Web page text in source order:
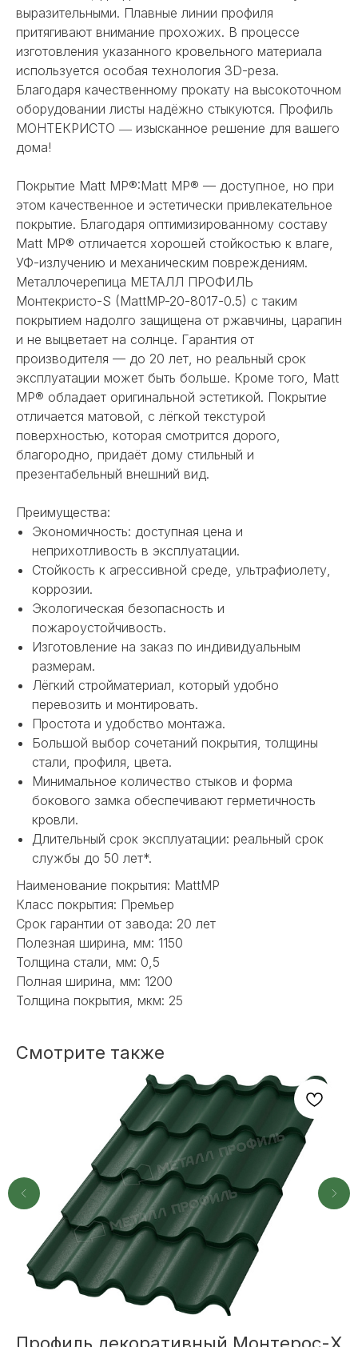
выразительными. Плавные линии профиля
притягивают внимание прохожих. В процессе
изготовления указанного кровельного материала
используется особая технология 3D-реза.
Благодаря качественному прокату на высокоточном
оборудовании листы надёжно стыкуются. Профиль
МОНТЕКРИСТО ― изысканное решение для вашего
дома!
Покрытие Matt MP®:Matt MP® — доступное, но при
этом качественное и эстетически привлекательное
покрытие. Благодаря оптимизированному составу
Matt MP® отличается хорошей стойкостью к влаге,
УФ-излучению и механическим повреждениям.
Металлочерепица МЕТАЛЛ ПРОФИЛЬ
Монтекристо-S (MattMP-20-8017-0.5) с таким
покрытием надолго защищена от ржавчины, царапин
и не выцветает на солнце. Гарантия от
производителя — до 20 лет, но реальный срок
эксплуатации может быть больше. Кроме того, Matt
MP® обладает оригинальной эстетикой. Покрытие
отличается матовой, с лёгкой текстурой
поверхностью, которая смотрится дорого,
благородно, придаёт дому стильный и
презентабельный внешний вид.
Преимущества:
Экономичность: доступная цена и
неприхотливость в эксплуатации.
Стойкость к агрессивной среде, ультрафиолету,
коррозии.
Экологическая безопасность и
пожароустойчивость.
Изготовление на заказ по индивидуальным
размерам.
Лёгкий стройматериал, который удобно
перевозить и монтировать.
Простота и удобство монтажа.
Большой выбор сочетаний покрытия, толщины
стали, профиля, цвета.
Минимальное количество стыков и форма
бокового замка обеспечивают герметичность
кровли.
Длительный срок эксплуатации: реальный срок
службы до 50 лет*.
Наименование покрытия: MattMP
Класс покрытия: Премьер
Срок гарантии от завода: 20 лет
Полезная ширина, мм: 1150
Толщина стали, мм: 0,5
Полная ширина, мм: 1200
Толщина покрытия, мкм: 25
Смотрите также
НЕ НАШЛИ НУЖНОЕ
ИЛИ НУЖНА ПОМОЩЬ
С ВЫБОРОМ?
Или напишите нам напрямую
Наш менеджер готов ответить на
все вопросы. Свяжитесь по
телефону или заполните форму для
индивидуального подбора.
ОТПРАВИТЬ